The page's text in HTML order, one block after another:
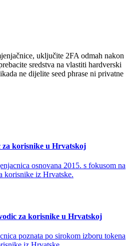
uključite 2FA odmah nakon
sredstva na vlastiti hardverski
ne dijelite seed phrase ni privatne
korisnike u Hrvatskoj
osnovana 2015. s fokusom na
korisnike iz Hrvatske.
za korisnike u Hrvatskoj
poznata po sirokom izboru tokena